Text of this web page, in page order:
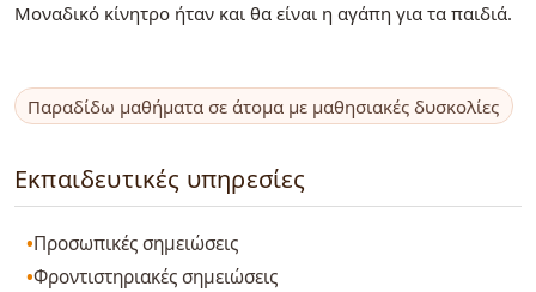
Μοναδικό κίνητρο ήταν και θα είναι η αγάπη για τα παιδιά.
Παραδίδω μαθήματα σε άτομα με μαθησιακές δυσκολίες
Εκπαιδευτικές υπηρεσίες
Προσωπικές σημειώσεις
Φροντιστηριακές σημειώσεις